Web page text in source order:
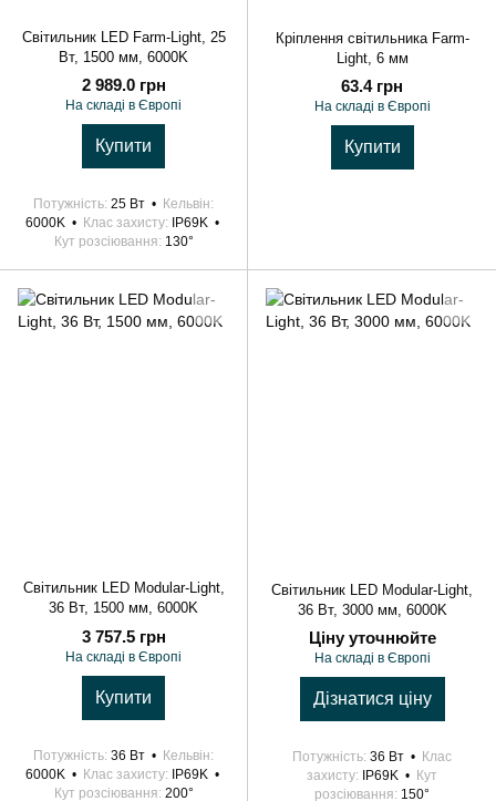
Світильник LED Farm-Light, 25
Вт, 1500 мм, 6000K
2 989.0 грн
На складі в Європі
Купити
Потужність 25 Вт
Кельвін
6000K
Клас захисту IP69K
Кут розсіювання 130°
Кріплення світильника Farm-
Light, 6 мм
63.4 грн
На складі в Європі
Купити
Світильник LED Modular-Light,
36 Вт, 1500 мм, 6000K
3 757.5 грн
На складі в Європі
Купити
Потужність 36 Вт
Кельвін
6000K
Клас захисту IP69K
Кут розсіювання 200°
Світильник LED Modular-Light,
36 Вт, 3000 мм, 6000K
Ціну уточнюйте
На складі в Європі
Дізнатися ціну
Потужність 36 Вт
Клас
захисту
IP69K
Кут
розсіювання 150°